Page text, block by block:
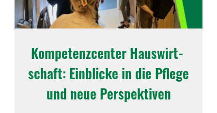
Kompe­tenz­center Haus­wirt­
schaft: Einblicke in die Pflege
und neue Perspek­tiven